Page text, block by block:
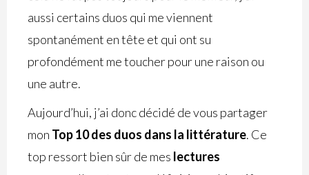
aussi certains duos qui me viennent
spontanément en tête et qui ont su
profondément me toucher pour une raison ou
une autre.
Aujourd’hui, j’ai donc décidé de vous partager
mon Top 10 des duos dans la littérature. Ce
top ressort bien sûr de mes lectures